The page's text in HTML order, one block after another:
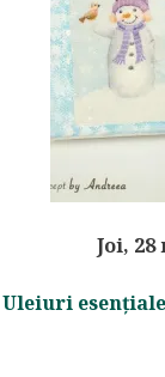
Joi,
Uleiuri